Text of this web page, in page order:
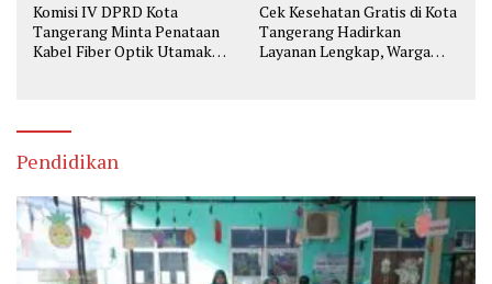
Komisi IV DPRD Kota
Tangerang Minta Penataan
Kabel Fiber Optik Utamakan
Cek Kesehatan Gratis di Kota
Tangerang Hadirkan
Layanan Lengkap, Warga
Pendidikan